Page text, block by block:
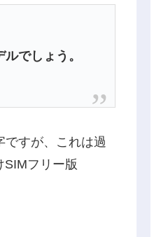
でしょう。
すが、これは過
フリー版